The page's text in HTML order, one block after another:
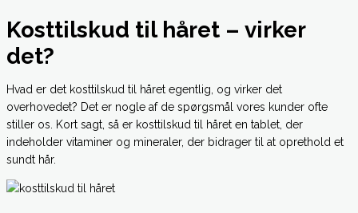
Kosttilskud til håret – virker
det?
Hvad er det kosttilskud til håret egentlig, og virker det
overhovedet? Det er nogle af de spørgsmål vores kunder ofte
stiller os. Kort sagt, så er kosttilskud til håret en tablet, der
indeholder vitaminer og mineraler, der bidrager til at oprethold et
sundt hår.